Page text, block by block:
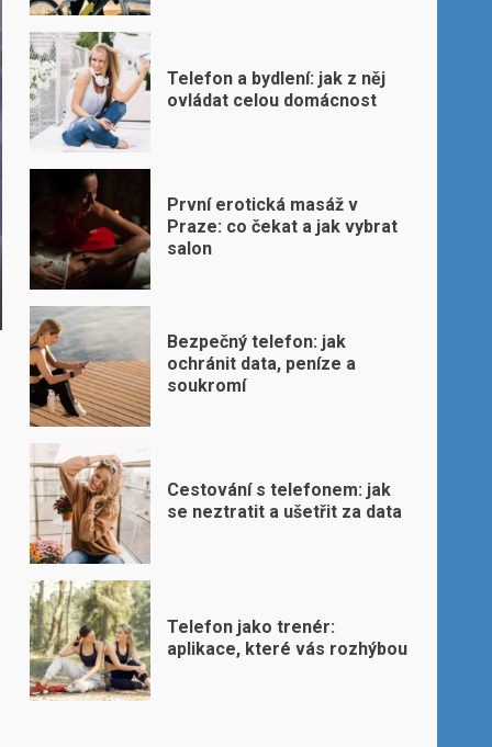
Telefon a bydlení: jak z něj
ovládat celou domácnost
První erotická masáž v
Praze: co čekat a jak vybrat
salon
Bezpečný telefon: jak
ochránit data, peníze a
soukromí
Cestování s telefonem: jak
se neztratit a ušetřit za data
Telefon jako trenér:
aplikace, které vás rozhýbou